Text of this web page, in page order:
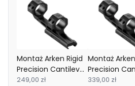
Montaż Arken Rigid
Precision Cantilever
30 mm 0 MOA
249,00 zł
Montaż
Precision
34 mm 20
339,00 zł